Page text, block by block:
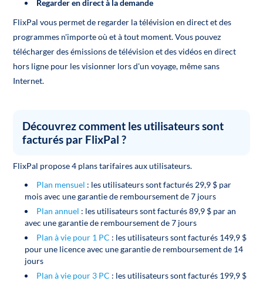
Regarder en direct à la demande
FlixPal vous permet de regarder la télévision en direct et des
programmes n'importe où et à tout moment. Vous pouvez
télécharger des émissions de télévision et des vidéos en direct
hors ligne pour les visionner lors d'un voyage, même sans
Internet.
Découvrez comment les utilisateurs sont
facturés par FlixPal ?
FlixPal propose 4 plans tarifaires aux utilisateurs.
Plan mensuel : les utilisateurs sont facturés 29,9 $ par
mois avec une garantie de remboursement de 7 jours
Plan annuel : les utilisateurs sont facturés 89,9 $ par an
avec une garantie de remboursement de 7 jours
Plan à vie pour 1 PC : les utilisateurs sont facturés 149,9 $
pour une licence avec une garantie de remboursement de 14
jours
Plan à vie pour 3 PC : les utilisateurs sont facturés 199,9 $